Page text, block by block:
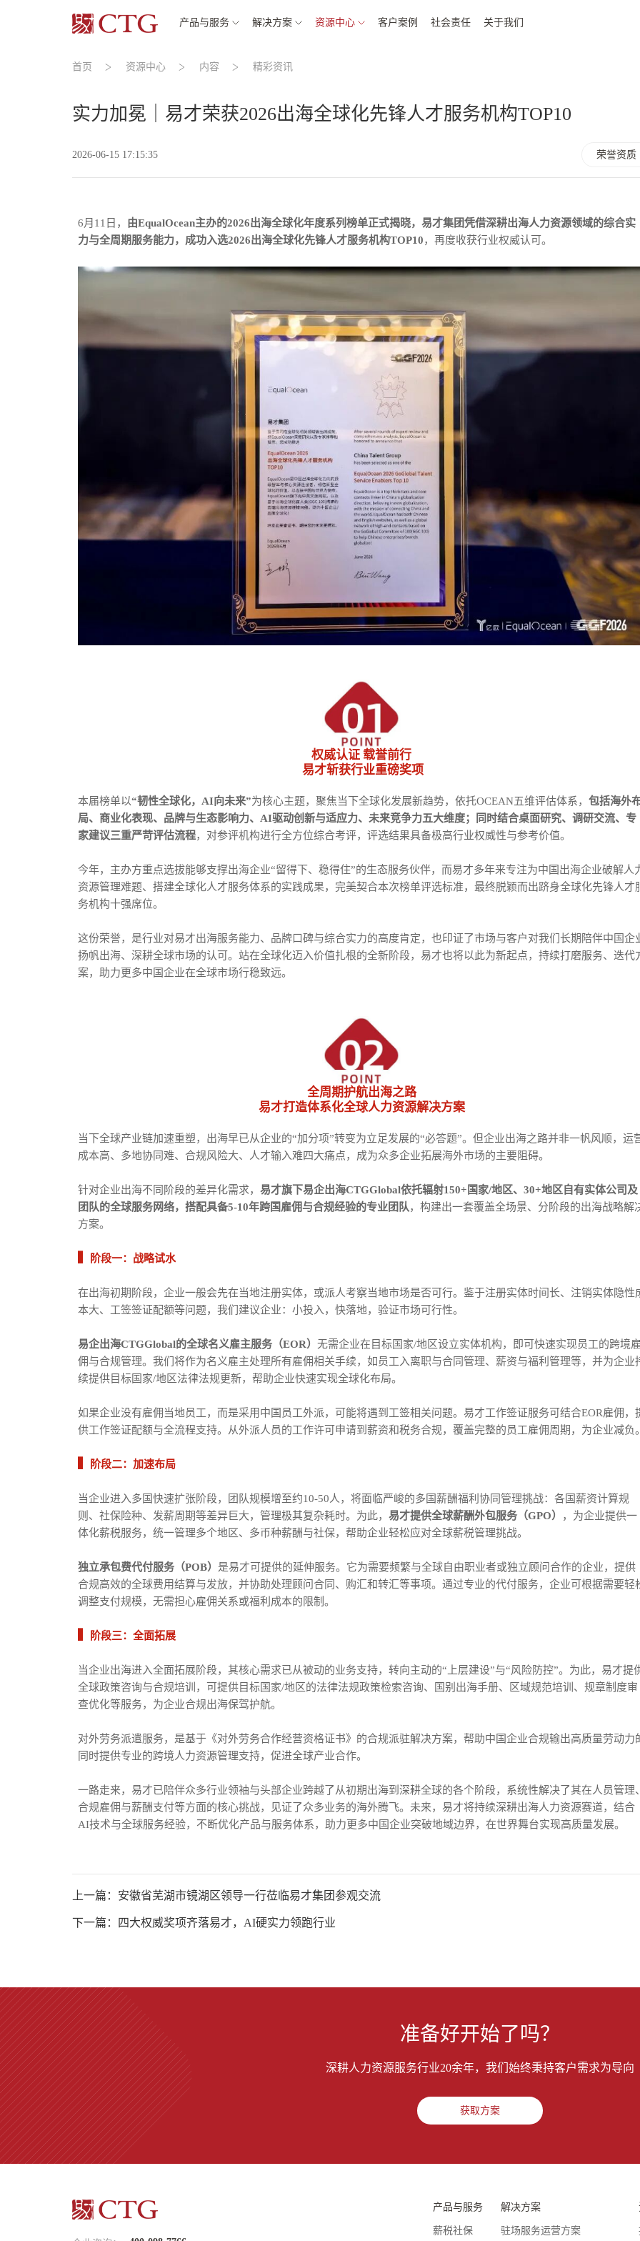
产品与服务 解决方案 资源中心 客户案例 社会责任 关于我们
首页 资源中心 内容 精彩资讯
实力加冕｜易才荣获2026出海全球化先锋人才服务机构TOP10
2026-06-15 17:15:35 荣誉资质
6月11日 ，
由EqualOcean主办的2026出海全球化年度系列榜单正式揭晓，易才集团凭借深耕出海人力资源领域的综合实
力与全周期服务能力，成功入选2026出海全球化先锋人才服务机构TOP10，再度收获行业权威认可。
权威认证 载誉前行
易才斩获行业重磅奖项
本届榜单以“韧性全球化，AI向未来”为核心主题，聚焦当下全球化发展新趋势，依托OCEAN五维评估体系， 包括海外
局、商业化表现、品牌与生态影响力、AI驱动创新与适应力、未来竞争力五大维度；同时结合桌面研究、调研交流、专
家建议三重严苛评估流程，对参评机构进行全方位综合考评，评选结果具备极高行业权威性与参考价值。
今年，主办方重点选拔能够支撑出海企业“留得下、稳得住”的生态服务伙伴，而易才多年来专注为中国出海企业破解人
资源管理难题、搭建全球化人才服务体系的实践成果，完美契合本次榜单评选标准，最终脱颖而出跻身全球化先锋人才
务机构十强席位。
这份荣誉，是行业对易才出海服务能力、品牌口碑与综合实力的高度肯定，也印证了市场与客户对我们长期陪伴中国企
扬帆出海、深耕全球市场的认可。站在全球化迈入价值扎根的全新阶段，易才也将以此为新起点，持续打磨服务、迭代
案，助力更多中国企业在全球市场行稳致远。
全周期护航出海之路
易才打造体系化全球人力资源解决方案
当下全球产业链加速重塑，出海早已从企业的“加分项”转变为立足发展的“必答题”。但企业出海之路并非一帆风顺，运
成本高、多地协同难、合规风险大、人才输入难四大痛点，成为众多企业拓展海外市场的主要阻碍。
针对企业出海不同阶段的差异化需求， 易才旗下易企出海CTGGlobal依托辐射150+国家/地区、30+地区自有实体公司及
团队的全球服务网络，搭配具备5-10年跨国雇佣与合规经验的专业团队，构建出一套覆盖全场景、分阶段的出海战略解
方案。
阶段一：战略试水
在出海初期阶段，企业一般会先在当地注册实体，或派人考察当地市场是否可行。鉴于注册实体时间长、注销实体隐性
本大、工签签证配额等问题，我们建议企业：小投入，快落地，验证市场可行性。
易企出海CTGGlobal的全球名义雇主服务（EOR） 无需企业在目标国家/地区设立实体机构，即可快速实现员工的跨境雇
佣与合规管理。我们将作为名义雇主处理所有雇佣相关手续，如员工入离职与合同管理、薪资与福利管理等，并为企业
续提供目标国家/地区法律法规更新，帮助企业快速实现全球化布局。
如果企业没有雇佣当地员工，而是采用中国员工外派，可能将遇到工签相关问题。易才工作签证服务可结合EOR雇佣，
供工作签证配额与全流程支持。从外派人员的工作许可申请到薪资和税务合规，覆盖完整的员工雇佣周期，为企业减负。
阶段二：加速布局
当企业进入多国快速扩张阶段，团队规模增至约10-50人，将面临严峻的多国薪酬福利协同管理挑战：各国薪资计算规
则、社保险种、发薪周期等差异巨大，管理极其复杂耗时。为此， 易才提供全球薪酬外包服务（GPO）
，为企业提供一
体化薪税服务，统一管理多个地区、多币种薪酬与社保，帮助企业轻松应对全球薪税管理挑战。
独立承包费代付服务（POB） 是易才可提供的延伸服务。它为需要频繁与全球自由职业者或独立顾问合作的企业，提供
合规高效的全球费用结算与发放，并协助处理顾问合同、购汇和转汇等事项。通过专业的代付服务，企业可根据需要轻
调整支付规模，无需担心雇佣关系或福利成本的限制。
阶段三：全面拓展
当企业出海进入全面拓展阶段，其核心需求已从被动的业务支持，转向主动的“上层建设”与“风险防控”。为此，易才提
全球政策咨询与合规培训，可提供目标国家/地区的法律法规政策检索咨询、国别出海手册、区域规范培训、规章制度审
查优化等服务，为企业合规出海保驾护航。
对外劳务派遣服务，是基于《对外劳务合作经营资格证书》的合规派驻解决方案，帮助中国企业合规输出高质量劳动力
同时提供专业的跨境人力资源管理支持，促进全球产业合作。
一路走来，易才已陪伴众多行业领袖与头部企业跨越了从初期出海到深耕全球的各个阶段，系统性解决了其在人员管理、
合规雇佣与薪酬支付等方面的核心挑战，见证了众多业务的海外腾飞。未来，易才将持续深耕出海人力资源赛道，结合
AI技术与全球服务经验，不断优化产品与服务体系，助力更多中国企业突破地域边界，在世界舞台实现高质量发展。
上一篇：安徽省芜湖市镜湖区领导一行莅临易才集团参观交流
下一篇：四大权威奖项齐落易才，AI硬实力领跑行业
准备好开始了吗？
深耕人力资源服务行业20余年，我们始终秉持客户需求为导向
获取方案
产品与服务
薪税社保
解决方案
驻场服务运营方案